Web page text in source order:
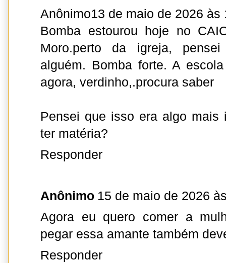
Anônimo13 de maio de 2026 às
Bomba estourou hoje no
Moro.perto da igreja,
alguém. Bomba forte. A
agora, verdinho,.procura saber
Pensei que isso era algo mais
ter matéria?
Responder
Anônimo 15 de maio de 2026
Agora eu quero comer a
pegar essa amante também
Responder